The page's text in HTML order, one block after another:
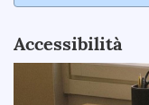
Accessibilità